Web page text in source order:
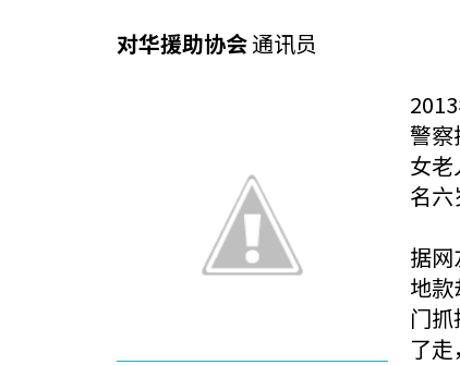
对华援助协会通讯员
警察
女
名六
据
地
门
了走